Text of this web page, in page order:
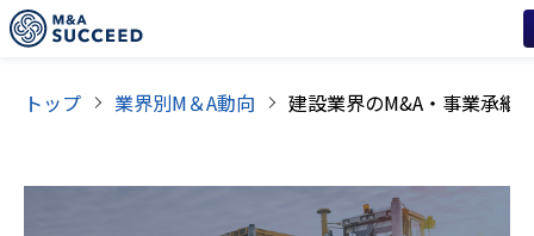
トップ 業界別M＆A動向